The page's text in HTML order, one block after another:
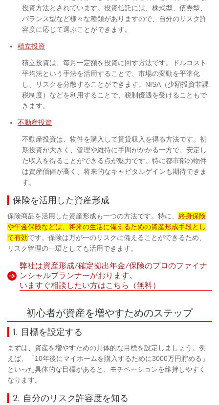
投資方法とされています。投資信託には、株式型、債券型、
バランス型など様々な種類がありますので、自分のリスク許
容度に応じて選ぶことができます。
積立投資
積立投資は、毎月一定額を投資に回す方法です。ドルコスト
平均法という手法を活用することで、市場の変動を平準化
し、リスクを分散することができます。NISA（少額投資非課
税制度）などを利用することで、税制優遇を受けることもで
きます。
不動産投資
不動産投資は、物件を購入して賃貸収入を得る方法です。初
期投資が大きく、管理や維持に手間がかかる一方で、安定し
た収入を得ることができる点が魅力です。特に都市部の物件
は資産価値が高く、将来的なキャピタルゲインも期待できま
す。
保険を活用した資産形成
保険商品を活用した資産形成も一つの方法です。特に、 終身保険
や年金保険などは、将来の生活に備えるための資産形成手段とし
て有効です。保険は万が一のリスクに備えることができるため、
リスク管理の一環としても活用できます。
弊社は資産形成/確定拠出年金/保険のプロのファイナ
ンシャルプランナーがおります。
いますぐ相談したい方はこちら（無料）
初心者が資産を増やすためのステップ
1. 目標を設定する
まずは、資産を増やすための具体的な目標を設定しましょう。例
えば、「10年後にマイホームを購入するために3000万円貯める」
といった具体的な目標があると、モチベーションを維持しやすく
なります。
2. 自分のリスク許容度を知る